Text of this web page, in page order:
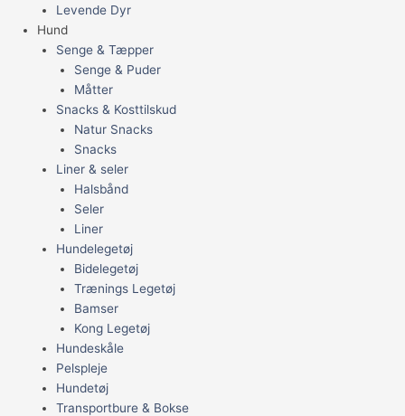
Levende Dyr
Hund
Senge & Tæpper
Senge & Puder
Måtter
Snacks & Kosttilskud
Natur Snacks
Snacks
Liner & seler
Halsbånd
Seler
Liner
Hundelegetøj
Bidelegetøj
Trænings Legetøj
Bamser
Kong Legetøj
Hundeskåle
Pelspleje
Hundetøj
Transportbure & Bokse